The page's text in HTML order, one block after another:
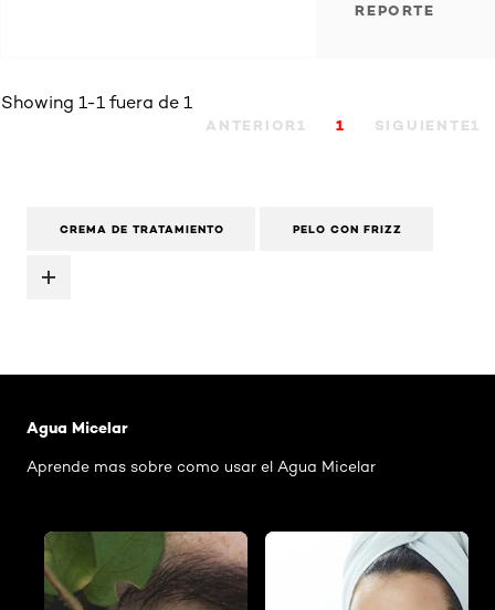
REPORTE
Showing 1-1 fuera de 1
ANTERIOR1 1 SIGUIENTE1
CREMA DE TRATAMIENTO PELO CON FRIZZ
Agua Micelar
Aprende mas sobre como usar el Agua Micelar